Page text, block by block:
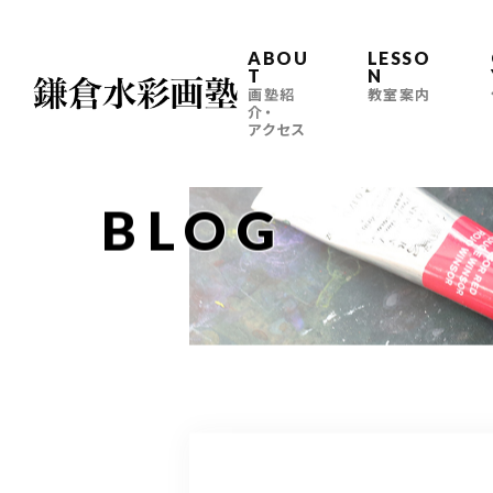
ABOU
T
画塾紹
介・
アクセス
LESSO
N
教室案内
BLOG